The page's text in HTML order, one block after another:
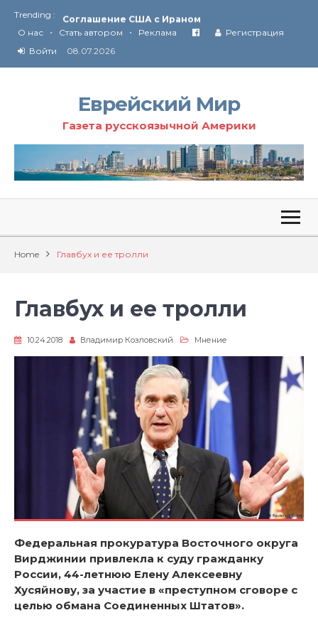
Trending :
Соглашение США с Ираном
Технология Революции в Иране
О нас • Стать автором • Реклама
Регистрация
Войти
08.07.2026
Еврейский Мир
Газета русскоязычной Америки
Home Главбух и ее тролли
Главбух и ее тролли
10.24.2018 Владимир Козловский Мнение
Федеральная прокуратура Восточного округа
Вирджинии привлекла к суду гражданку
России, 44-летнюю Елену Алексеевну
Хусяйнову, за участие в «преступном сговоре с
целью обмана Соединенных Штатов».